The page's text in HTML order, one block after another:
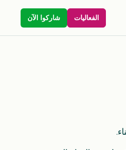
الفعاليات شاركوا الآن